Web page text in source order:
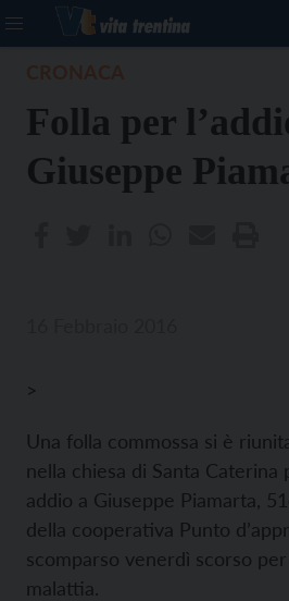
Folla per
Giuseppe
>
Una folla commossa si è
nella chiesa di Santa Caterina
addio a Giuseppe Piamarta,
della cooperativa Punto
scomparso venerdì scorso
malattia.